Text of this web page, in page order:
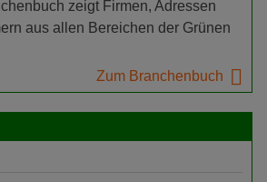
zeigt Firmen, Adressen
aus allen Bereichen der Grünen
Zum Branchenbuch